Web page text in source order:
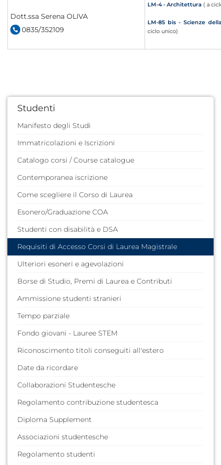
Dott.ssa Serena OLIVA
0835/352109
LM-4 - Architettura ( a
LM-85 bis - Scienze
ciclo unico)
Studenti
Manifesto degli Studi
Immatricolazioni e Iscrizioni
Catalogo corsi / Course catalogue
Contemporanea iscrizione
Come scegliere il Corso di Laurea
Esonero/Graduazione COA
Studenti con disabilità e DSA
Requisiti di Accesso Corsi di Laurea Magistrale
Ulteriori esoneri e agevolazioni
Borse di Studio, Premi di Laurea e Contributi
Ammissione studenti stranieri
Tempo parziale
Fondo giovani - Lauree STEM
Riconoscimento titoli conseguiti all'estero
Date da ricordare
Collaborazioni Studentesche
Regolamento contribuzione studentesca
Diploma Supplement
Associazioni studentesche
Regolamento studenti